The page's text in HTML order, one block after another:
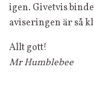
igen. Givetvis
aviseringen är så
Allt gott!
Mr Humblebee